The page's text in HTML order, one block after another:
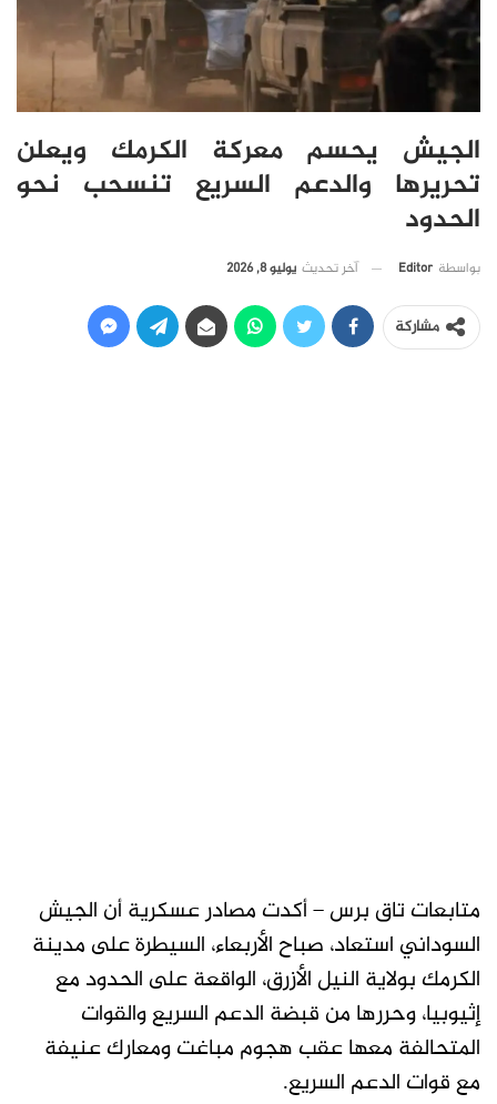
الجيش يحسم معركة الكرمك ويعلن
تحريرها والدعم السريع تنسحب نحو
الحدود
بواسطة Editor آخر تحديث يوليو 8, 2026
مشاركة
متابعات تاق برس – أكدت مصادر عسكرية أن الجيش
السوداني استعاد، صباح الأربعاء، السيطرة على مدينة
الكرمك بولاية النيل الأزرق، الواقعة على الحدود مع
إثيوبيا، وحررها من قبضة الدعم السريع والقوات
المتحالفة معها عقب هجوم مباغت ومعارك عنيفة
مع قوات الدعم السريع.